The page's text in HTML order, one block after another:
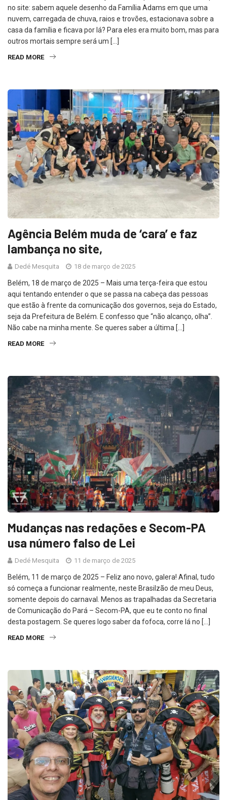
no site: sabem aquele desenho da Família Adams em que uma
nuvem, carregada de chuva, raios e trovões, estacionava sobre a
casa da família e ficava por lá? Para eles era muito bom, mas para
outros mortais sempre será um […]
READ MORE
Agência Belém muda de ‘cara’ e faz
lambança no site,
Dedé Mesquita 18 de março de 2025
Belém, 18 de março de 2025 – Mais uma terça-feira que estou
aqui tentando entender o que se passa na cabeça das pessoas
que estão à frente da comunicação dos governos, seja do Estado,
seja da Prefeitura de Belém. E confesso que “não alcanço, olha”.
Não cabe na minha mente. Se queres saber a última […]
READ MORE
Mudanças nas redações e Secom-PA
usa número falso de Lei
Dedé Mesquita 11 de março de 2025
Belém, 11 de março de 2025 – Feliz ano novo, galera! Afinal, tudo
só começa a funcionar realmente, neste Brasilzão de meu Deus,
somente depois do carnaval. Menos as trapalhadas da Secretaria
de Comunicação do Pará – Secom-PA, que eu te conto no final
desta postagem. Se queres logo saber da fofoca, corre lá no […]
READ MORE